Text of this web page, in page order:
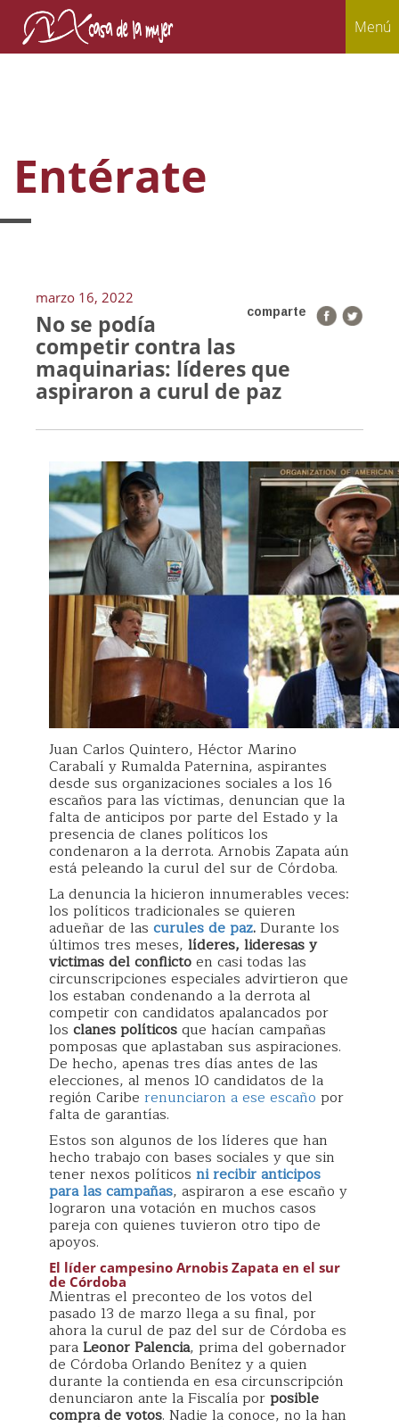
Menú
Entérate
marzo 16, 2022
comparte
No se podía
competir contra las
maquinarias: líderes que
aspiraron a curul de paz
Juan Carlos Quintero, Héctor Marino
Carabalí y Rumalda Paternina, aspirantes
desde sus organizaciones sociales a los 16
escaños para las víctimas, denuncian que la
falta de anticipos por parte del Estado y la
presencia de clanes políticos los
condenaron a la derrota. Arnobis Zapata aún
está peleando la curul del sur de Córdoba.
La denuncia la hicieron innumerables veces:
los políticos tradicionales se quieren
adueñar de las curules de paz.Durante los
últimos tres meses, líderes, lideresas y
victimas del conflictoen casi todas las
circunscripciones especiales advirtieron que
los estaban condenando a la derrota al
competir con candidatos apalancados por
los clanes políticosque hacían campañas
pomposas que aplastaban sus aspiraciones.
De hecho, apenas tres días antes de las
elecciones, al menos 10 candidatos de la
región Caribe renunciaron a ese escaño por
falta de garantías.
Estos son algunos de los líderes que han
hecho trabajo con bases sociales y que sin
tener nexos políticos ni recibir anticipos
para las campañas, aspiraron a ese escaño y
lograron una votación en muchos casos
pareja con quienes tuvieron otro tipo de
apoyos.
El líder campesino Arnobis Zapata en el sur
de Córdoba
Mientras el preconteo de los votos del
pasado 13 de marzo llega a su final, por
ahora la curul de paz del sur de Córdoba es
paraLeonor Palencia, prima del gobernador
de Córdoba Orlando Benítez y a quien
durante la contienda en esa circunscripción
denunciaron ante la Fiscalía porposible
compra de votos. Nadie la conoce, no la han